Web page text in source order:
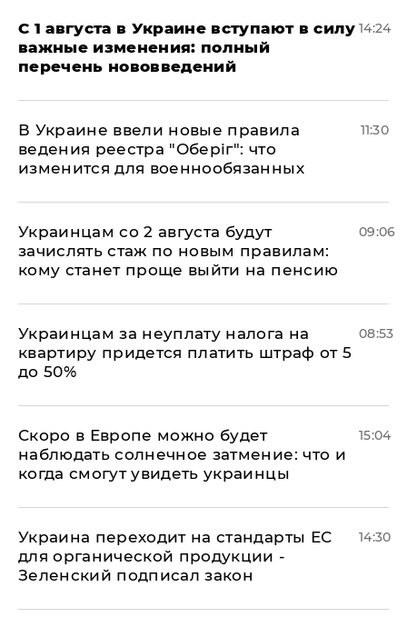
С 1 августа в Украине вступают в силу
важные изменения: полный
перечень нововведений
14:24
В Украине ввели новые правила
ведения реестра "Оберіг": что
изменится для военнообязанных
11:30
Украинцам со 2 августа будут
зачислять стаж по новым правилам:
кому станет проще выйти на пенсию
09:06
Украинцам за неуплату налога на
квартиру придется платить штраф от 5
до 50%
08:53
Скоро в Европе можно будет
наблюдать солнечное затмение: что и
когда смогут увидеть украинцы
15:04
Украина переходит на стандарты ЕС
для органической продукции -
Зеленский подписал закон
14:30